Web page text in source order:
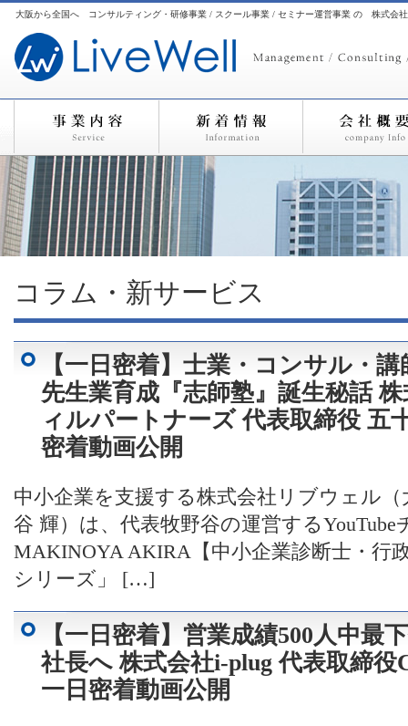
大阪から全国へ コンサルティング・研修事業 / スクール事業 / セミナー運営事業 の 株式会
コラム・新サービス
【一日密着】士業・コンサル・
先生業育成『志師塾』誕生秘話
ィルパートナーズ 代表取締役 五
密着動画公開
中小企業を支援する株式会社リブウェル
谷 輝）は、代表牧野谷の運営する
MAKINOYA AKIRA【中小企業診断士・行
シリーズ」 […]
【一日密着】営業成績500人中最
社長へ 株式会社i-plug 代表取締役
一日密着動画公開